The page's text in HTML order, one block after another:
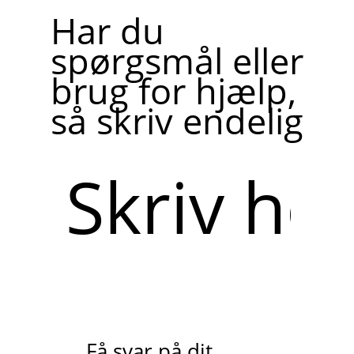
Har du
spørgsmål eller
brug for hjælp,
så skriv endelig
her